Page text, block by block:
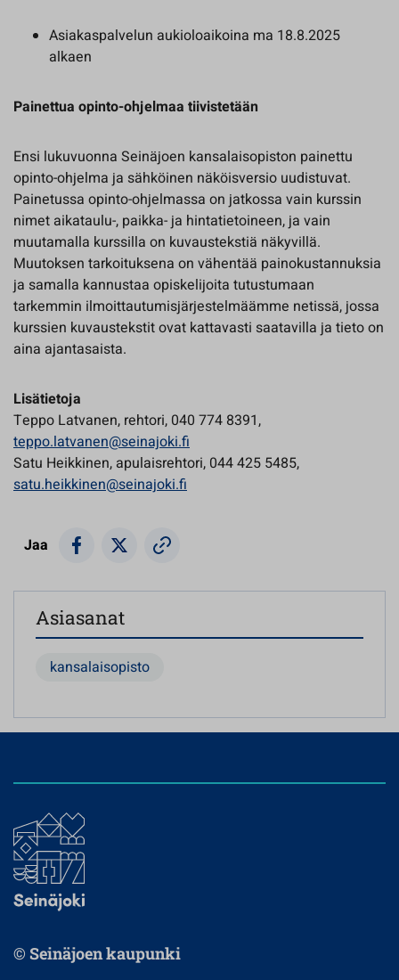
Asiakaspalvelun aukioloaikoina ma 18.8.2025
alkaen
Painettua opinto-ohjelmaa tiivistetään
Ensi lukuvuonna Seinäjoen kansalaisopiston painettu
opinto-ohjelma ja sähköinen näköisversio uudistuvat.
Painetussa opinto-ohjelmassa on jatkossa vain kurssin
nimet aikataulu-, paikka- ja hintatietoineen, ja vain
muutamalla kurssilla on kuvaustekstiä näkyvillä.
Muutoksen tarkoituksena on vähentää painokustannuksia
ja samalla kannustaa opiskelijoita tutustumaan
tarkemmin ilmoittautumisjärjestelmäämme netissä, jossa
kurssien kuvaustekstit ovat kattavasti saatavilla ja tieto on
aina ajantasaista.
Lisätietoja
Teppo Latvanen, rehtori, 040 774 8391,
teppo.latvanen@seinajoki.fi
Satu Heikkinen, apulaisrehtori, 044 425 5485,
satu.heikkinen@seinajoki.fi
Jaa
Asiasanat
kansalaisopisto
© Seinäjoen kaupunki